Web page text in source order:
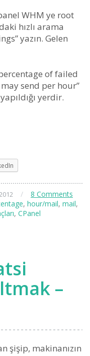
WHM ye root
hızlı arama
yazın. Gelen
of failed
send per hour”
yerdir.
/
8 Comments
, hour/mail, mail,
, CPanel
–
şişip, makinanızın